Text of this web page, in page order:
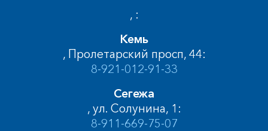
, :
Кемь
, Пролетарский просп, 44:
8-921-012-91-33
Сегежа
, ул. Солунина, 1:
8-911-669-75-07